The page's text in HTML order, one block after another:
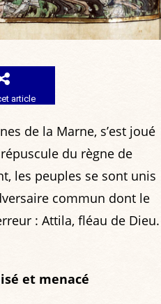
article
de la Marne, s’est joué
du règne de
les peuples se sont unis
commun dont le
: Attila, fléau de Dieu.
et menacé